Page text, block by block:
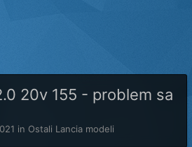
20v 155 - problem sa
in Ostali Lancia modeli